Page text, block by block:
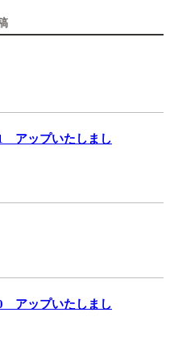
アップいたしまし
アップいたしまし